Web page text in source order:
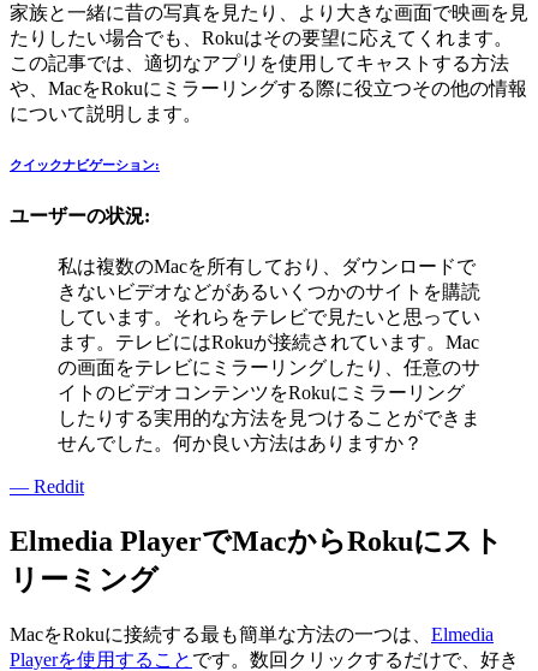
家族と一緒に昔の写真を見たり、より大きな画面で映画を見
たりしたい場合でも、Rokuはその要望に応えてくれます。
この記事では、適切なアプリを使用してキャストする方法
や、MacをRokuにミラーリングする際に役立つその他の情報
について説明します。
クイックナビゲーション:
ユーザーの状況:
私は複数のMacを所有しており、ダウンロードで
きないビデオなどがあるいくつかのサイトを購読
しています。それらをテレビで見たいと思ってい
ます。テレビにはRokuが接続されています。Mac
の画面をテレビにミラーリングしたり、任意のサ
イトのビデオコンテンツをRokuにミラーリング
したりする実用的な方法を見つけることができま
せんでした。何か良い方法はありますか？
— Reddit
Elmedia PlayerでMacからRokuにスト
リーミング
MacをRokuに接続する最も簡単な方法の一つは、 Elmedia
Playerを使用すること です。数回クリックするだけで、好き